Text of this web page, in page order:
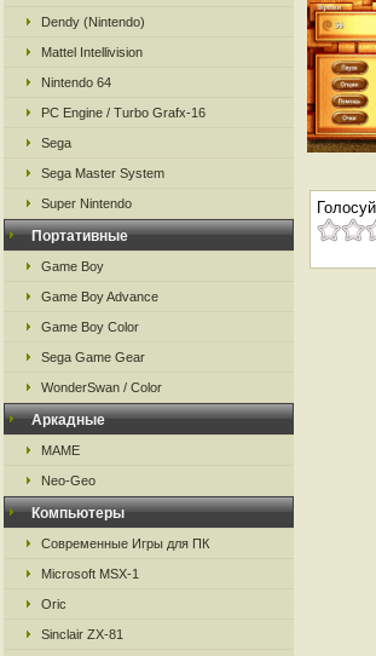
Dendy (Nintendo)
Mattel Intellivision
Nintendo 64
PC Engine / Turbo Grafx-16
Sega
Sega Master System
Super Nintendo
Портативные
Game Boy
Game Boy Advance
Game Boy Color
Sega Game Gear
WonderSwan / Color
Аркадные
MAME
Neo-Geo
Компьютеры
Современные Игры для ПК
Microsoft MSX-1
Oric
Sinclair ZX-81